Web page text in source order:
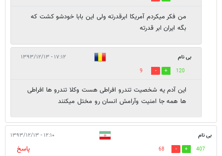
من فکر میکردم آمریکا ابرقدرته ولی این بابا خودشو کشت که
بگه ایران ابر قدرته
بی نام ۱۷:۱۲ - ۱۳۹۳/۱۲/۱۳
120
9
این آدم یه شخصیت تندرو افراطی هست وکلا تندرو ها افراطی
ها همه جا امنیت وآرامش انسان رو مختل میکنند
بی نام ۱۲:۱۰ - ۱۳۹۳/۱۲/۱۳
407
68
پاسخ